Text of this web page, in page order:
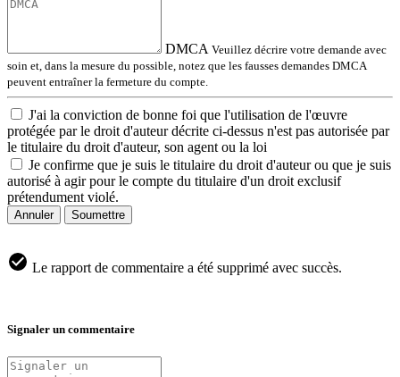
DMCA Veuillez décrire votre demande avec
soin et, dans la mesure du possible, notez que les fausses demandes DMCA
peuvent entraîner la fermeture du compte.
J'ai la conviction de bonne foi que l'utilisation de l'œuvre
protégée par le droit d'auteur décrite ci-dessus n'est pas autorisée par
le titulaire du droit d'auteur, son agent ou la loi
Je confirme que je suis le titulaire du droit d'auteur ou que je suis
autorisé à agir pour le compte du titulaire d'un droit exclusif
prétendument violé.
Annuler Soumettre
Le rapport de commentaire a été supprimé avec succès.
Signaler un commentaire